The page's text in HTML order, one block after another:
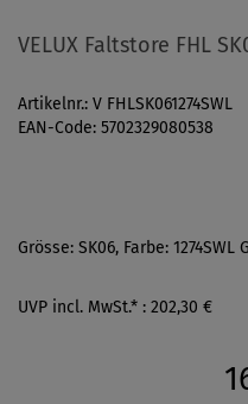
VELUX Faltstore FHL
Artikelnr.: V FHLSK061274SWL
EAN-Code: 5702329080538
Grösse: SK06, Farbe:
UVP incl. MwSt.* : 202,30 €